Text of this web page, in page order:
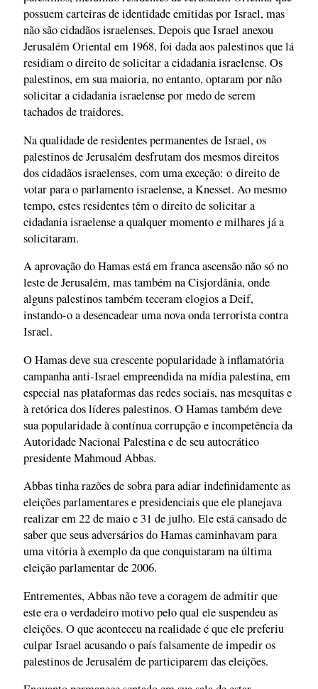
possuem carteiras de identidade emitidas por Israel, mas
não são cidadãos israelenses. Depois que Israel anexou
Jerusalém Oriental em 1968, foi dada aos palestinos que lá
residiam o direito de solicitar a cidadania israelense. Os
palestinos, em sua maioria, no entanto, optaram por não
solicitar a cidadania israelense por medo de serem
tachados de traidores.
Na qualidade de residentes permanentes de Israel, os
palestinos de Jerusalém desfrutam dos mesmos direitos
dos cidadãos israelenses, com uma exceção: o direito de
votar para o parlamento israelense, a Knesset. Ao mesmo
tempo, estes residentes têm o direito de solicitar a
cidadania israelense a qualquer momento e milhares já a
solicitaram.
A aprovação do Hamas está em franca ascensão não só no
leste de Jerusalém, mas também na Cisjordânia, onde
alguns palestinos também teceram elogios a Deif,
instando-o a desencadear uma nova onda terrorista contra
Israel.
O Hamas deve sua crescente popularidade à inflamatória
campanha anti-Israel empreendida na mídia palestina, em
especial nas plataformas das redes sociais, nas mesquitas e
à retórica dos líderes palestinos. O Hamas também deve
sua popularidade à contínua corrupção e incompetência da
Autoridade Nacional Palestina e de seu autocrático
presidente Mahmoud Abbas.
Abbas tinha razões de sobra para adiar indefinidamente as
eleições parlamentares e presidenciais que ele planejava
realizar em 22 de maio e 31 de julho. Ele está cansado de
saber que seus adversários do Hamas caminhavam para
uma vitória à exemplo da que conquistaram na última
eleição parlamentar de 2006.
Entrementes, Abbas não teve a coragem de admitir que
este era o verdadeiro motivo pelo qual ele suspendeu as
eleições. O que aconteceu na realidade é que ele preferiu
culpar Israel acusando o país falsamente de impedir os
palestinos de Jerusalém de participarem das eleições.